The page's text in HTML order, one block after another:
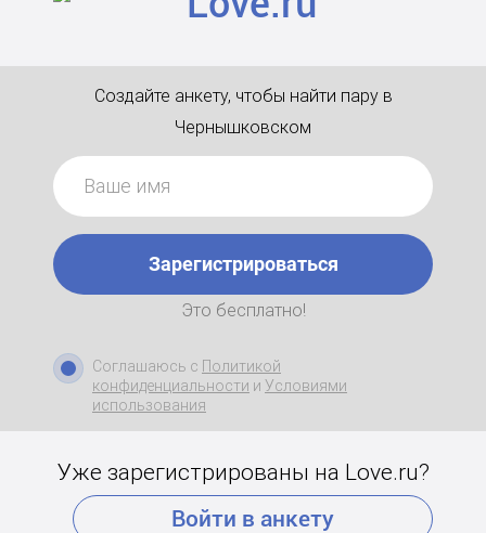
Создайте анкету, чтобы найти пару в
Чернышковском
Зарегистрироваться
Это бесплатно!
Соглашаюсь с Политикой
конфиденциальности и Условиями
использования
Уже зарегистрированы на Love.ru?
Войти в анкету